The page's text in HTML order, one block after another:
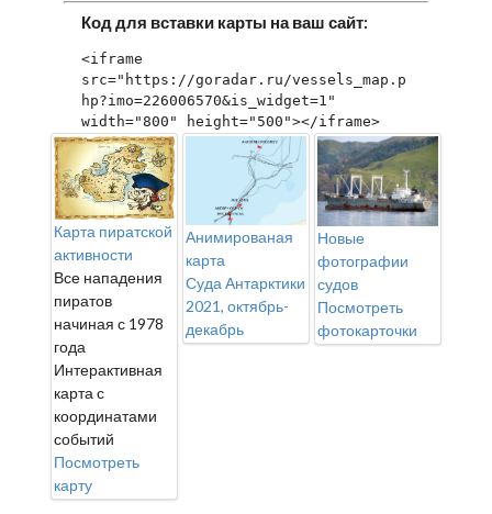
Код для вставки карты на ваш сайт:
<iframe
src="https://goradar.ru/vessels_map.p
hp?imo=226006570&is_widget=1"
width="800" height="500"></iframe>
Карта пиратской
активности
Все нападения
пиратов
начиная с 1978
года
Интерактивная
карта с
координатами
событий
Посмотреть
карту
Анимированая
карта
Суда Антарктики
2021, октябрь-
декабрь
Новые
фотографии
судов
Посмотреть
фотокарточки